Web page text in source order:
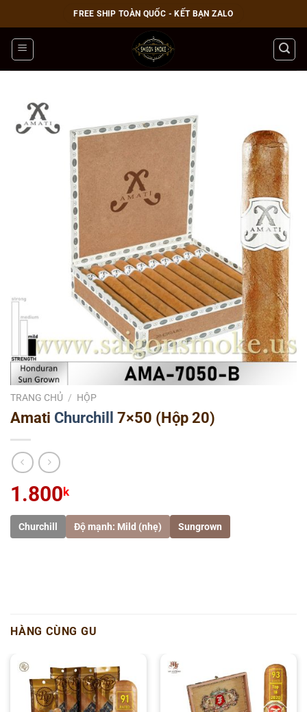
qua
nội
dung
FREE SHIP TOÀN QUỐC - KẾT BẠN ZALO
TRANG CHỦ / HỘP
Amati Churchill 7×50 (Hộp 20)
1.800 k
Churchill Độ mạnh: Mild (nhẹ) Sungrown
HÀNG CÙNG GU